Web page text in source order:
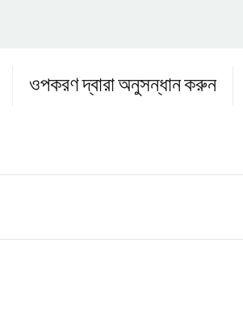
ওপকরণ দ্বারা অনুসন্ধান করুন